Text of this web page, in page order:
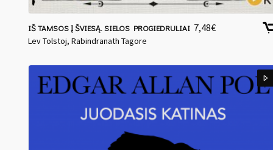
IŠ TAMSOS Į ŠVIESĄ. SIELOS PROGIEDRULIAI 7,48€
Lev Tolstoj, Rabindranath Tagore